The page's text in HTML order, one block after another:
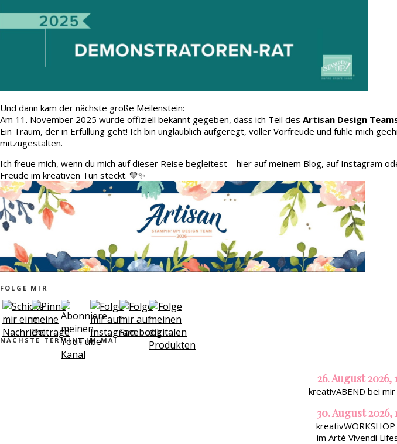
Und dann kam der nächste große Meilenstein:
Am 11. November 2025 wurde offiziell bekannt gegeben, dass ich Teil des Artisan Design
Ein Traum, der in Erfüllung geht! Ich bin unglaublich aufgeregt, voller Vorfreude und fühle mich
mitzugestalten.
Ich freue mich, wenn du mich auf dieser Reise begleitest – hier auf meinem Blog, auf Instagram
Freude im kreativen Tun steckt. 💛✨
FOLGE MIR
NÄCHSTE TERMINE IM MAI
26. August
kreativABEND bei
30. August
im Arté Vivendi